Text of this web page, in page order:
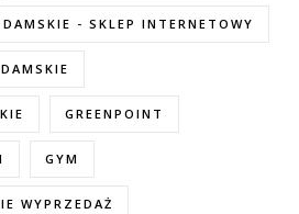
- SKLEP INTERNETOWY
GREENPOINT
GYM
WYPRZEDAŻ